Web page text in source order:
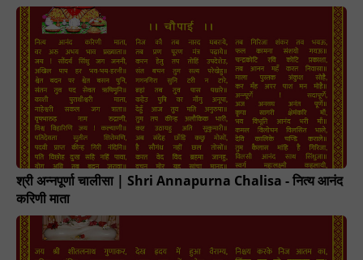
श्री अन्नपूर्णा चालीसा | Shri Annapurna Chalisa - नित्य आनंद
करिणी माता